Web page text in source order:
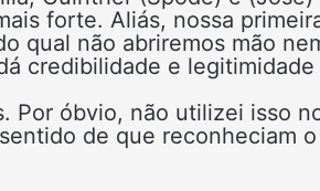
forte. Aliás, nossa
qual não abriremos mão
credibilidade e legitimidade
Por óbvio, não utilizei isso
de que reconheciam